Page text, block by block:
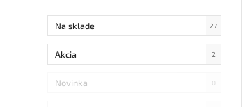
Na sklade 27
Akcia 2
Novinka 0